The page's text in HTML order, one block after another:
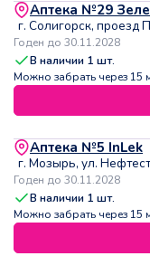
Аптека №29
г. Солигорск, проезд
Годен до 30.11.2028
В наличии 1 шт.
Можно забрать через 15
Аптека №5 InLek
г. Мозырь, ул.
Годен до 30.11.2028
В наличии 1 шт.
Можно забрать через 15